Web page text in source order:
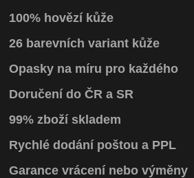
100% hovězí kůže
26 barevních variant kůže
Opasky na míru pro každého
Doručení do ČR a SR
99% zboží skladem
Rychlé dodání poštou a PPL
Garance vrácenínebo výměny